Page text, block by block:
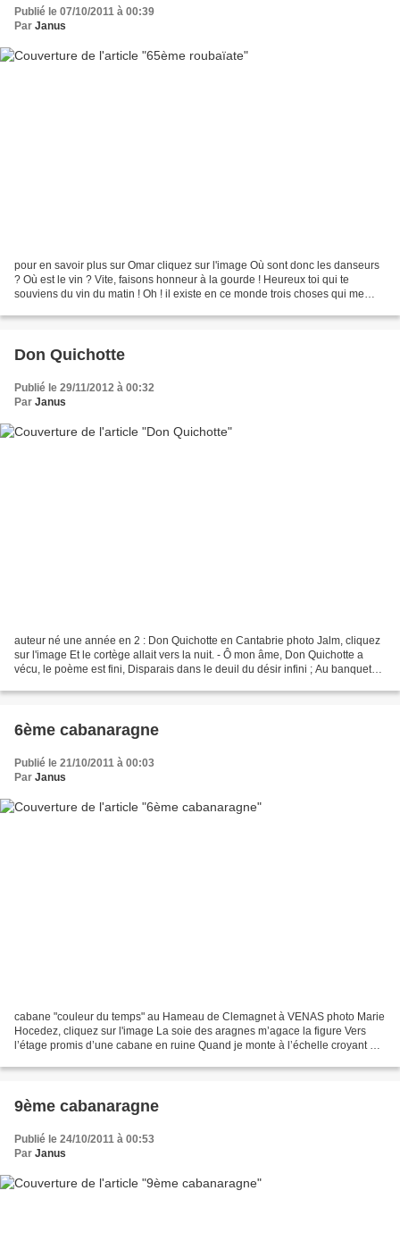
Publié le 07/10/2011 à 00:39
Par Janus
pour en savoir plus sur Omar cliquez sur l'image Où sont donc les danseurs
? Où est le vin ? Vite, faisons honneur à la gourde ! Heureux toi qui te
souviens du vin du matin ! Oh ! il existe en ce monde trois choses qui me
Don Quichotte
Publié le 29/11/2012 à 00:32
Par Janus
auteur né une année en 2 : Don Quichotte en Cantabrie photo Jalm, cliquez
sur l'image Et le cortège allait vers la nuit. - Ô mon âme, Don Quichotte a
vécu, le poème est fini, Disparais dans le deuil du désir infini ; Au banquet
6ème cabanaragne
Publié le 21/10/2011 à 00:03
Par Janus
cabane "couleur du temps" au Hameau de Clemagnet à VENAS photo Marie
Hocedez, cliquez sur l'image La soie des aragnes m’agace la figure Vers
l’étage promis d’une cabane en ruine Quand je monte à l’échelle croyant en
9ème cabanaragne
Publié le 24/10/2011 à 00:53
Par Janus